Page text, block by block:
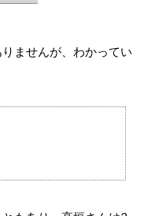
ませんが、わかってい